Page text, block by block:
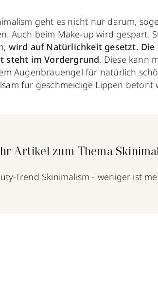
geht es nicht nur darum,
Auch beim Make-up wird gespart.
wird auf Natürlichkeit gesetzt.
steht im Vordergrund. Diese kann
Augenbrauengel für natürlich
für geschmeidige Lippen betont
Artikel zum Thema
Trend Skinimalism - weniger ist